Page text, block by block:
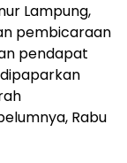
Lampung,
pembicaraan
pendapat
Rabu